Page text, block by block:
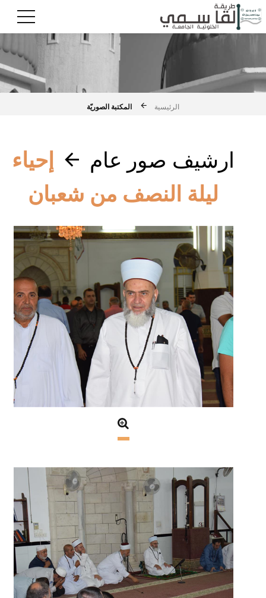
الرئيسية المكتبة الصوريّة
ارشيف صور عام
إحياء
ليلة النصف من شعبان